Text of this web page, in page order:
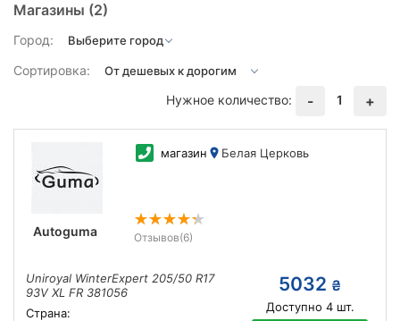
Магазины (2)
Город:
Сортировка:
Нужное количество:
- 1 +
Autoguma
магазин Белая Церковь
Отзывов(6)
Uniroyal WinterExpert 205/50 R17
93V XL FR 381056
Страна:
5032 ₴
Доступно 4шт.